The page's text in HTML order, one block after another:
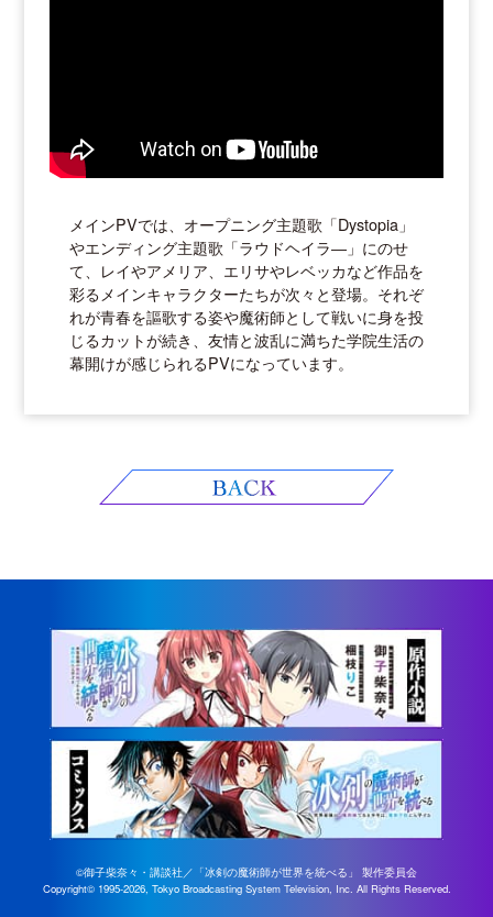
メインPVでは、オープニング主題歌「Dystopia」
やエンディング主題歌「ラウドヘイラ―」にのせ
て、レイやアメリア、エリサやレベッカなど作品を
彩るメインキャラクターたちが次々と登場。それぞ
れが青春を謳歌する姿や魔術師として戦いに身を投
じるカットが続き、友情と波乱に満ちた学院生活の
幕開けが感じられるPVになっています。
©御子柴奈々・講談社／「冰剣の魔術師が世界を統べる」 製作委員会
Copyright©1995-2026, Tokyo Broadcasting System Television, Inc. All Rights Reserved.